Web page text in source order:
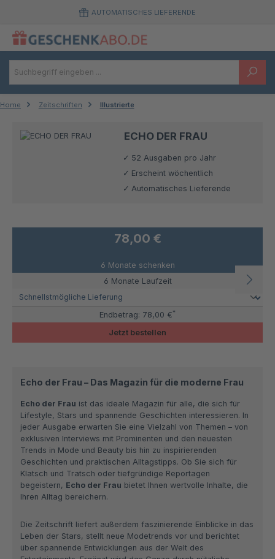
Zum Hauptinhalt springenAUTOMATISCHES LIEFERENDE
Home Zeitschriften Illustrierte
ECHO DER FRAU
52 Ausgaben pro Jahr
Erscheint wöchentlich
Automatisches Lieferende
78,00 €
6 Monate schenken
6 Monate Laufzeit
Endbetrag: 78,00 €*
Jetzt bestellen
Echo der Frau – Das Magazin für die moderne Frau
Echo der Frau ist das ideale Magazin für alle, die sich für
Lifestyle, Stars und spannende Geschichten interessieren. In
jeder Ausgabe erwarten Sie eine Vielzahl von Themen – von
exklusiven Interviews mit Prominenten und den neuesten
Trends in Mode und Beauty bis hin zu inspirierenden
Geschichten und praktischen Alltagstipps. Ob Sie sich für
Klatsch und Tratsch oder tiefgründige Reportagen
begeistern, Echo der Frau bietet Ihnen wertvolle Inhalte, die
Ihren Alltag bereichern.
Die Zeitschrift liefert außerdem faszinierende Einblicke in das
Leben der Stars, stellt neue Modetrends vor und berichtet
über spannende Entwicklungen aus der Welt des